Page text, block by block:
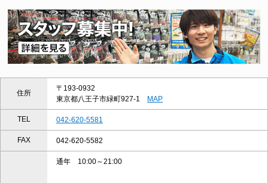
住所
〒193-0932
東京都八王子市緑町927-1 MAP
TEL 042-620-5581
FAX 042-620-5582
通年 10:00～21:00